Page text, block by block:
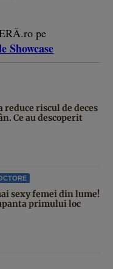
pe
Showcase
reduce riscul de deces
Ce au descoperit
sexy femei din lume!
primului loc